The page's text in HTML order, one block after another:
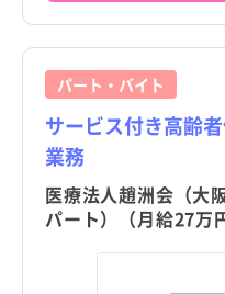
パート・バイト
サービス付き高齢
業務
医療法人趙洲会（大
パート）（月給27万